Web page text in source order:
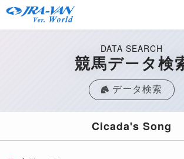
DATA SEARCH
競馬データ検
データ検索
Cicada's Song